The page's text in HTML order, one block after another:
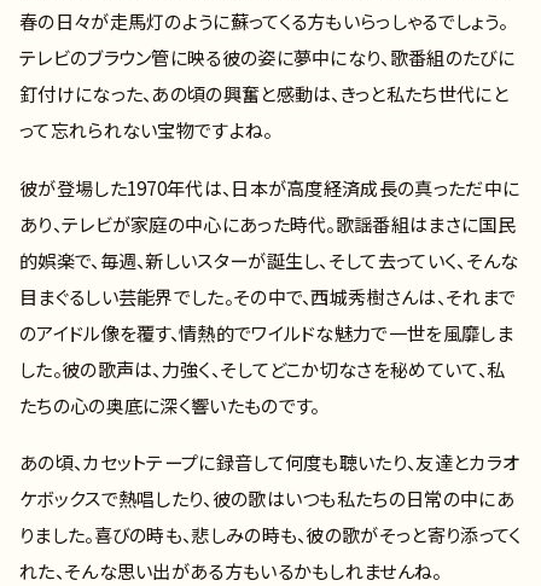
春の日々が走馬灯のように蘇ってくる方もいらっしゃるでしょう。
テレビのブラウン管に映る彼の姿に夢中になり、歌番組のたびに
釘付けになった、あの頃の興奮と感動は、きっと私たち世代にと
って忘れられない宝物ですよね。
彼が登場した1970年代は、日本が高度経済成長の真っただ中に
あり、テレビが家庭の中心にあった時代。歌謡番組はまさに国民
的娯楽で、毎週、新しいスターが誕生し、そして去っていく、そんな
目まぐるしい芸能界でした。その中で、西城秀樹さんは、それまで
のアイドル像を覆す、情熱的でワイルドな魅力で一世を風靡しま
した。彼の歌声は、力強く、そしてどこか切なさを秘めていて、私
たちの心の奥底に深く響いたものです。
あの頃、カセットテープに録音して何度も聴いたり、友達とカラオ
ケボックスで熱唱したり、彼の歌はいつも私たちの日常の中にあ
りました。喜びの時も、悲しみの時も、彼の歌がそっと寄り添ってく
れた、そんな思い出がある方もいるかもしれませんね。